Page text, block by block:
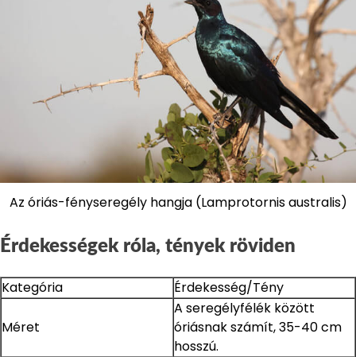
Az óriás-fényseregély hangja (Lamprotornis australis)
Érdekességek róla, tények röviden
Kategória Érdekesség/Tény
Méret
A seregélyfélék között
óriásnak számít, 35-40 cm
hosszú.